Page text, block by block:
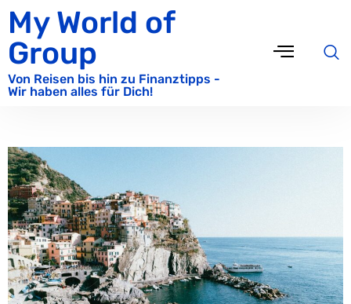
My World of
Group
Von Reisen bis hin zu Finanztipps -
Wir haben alles für Dich!